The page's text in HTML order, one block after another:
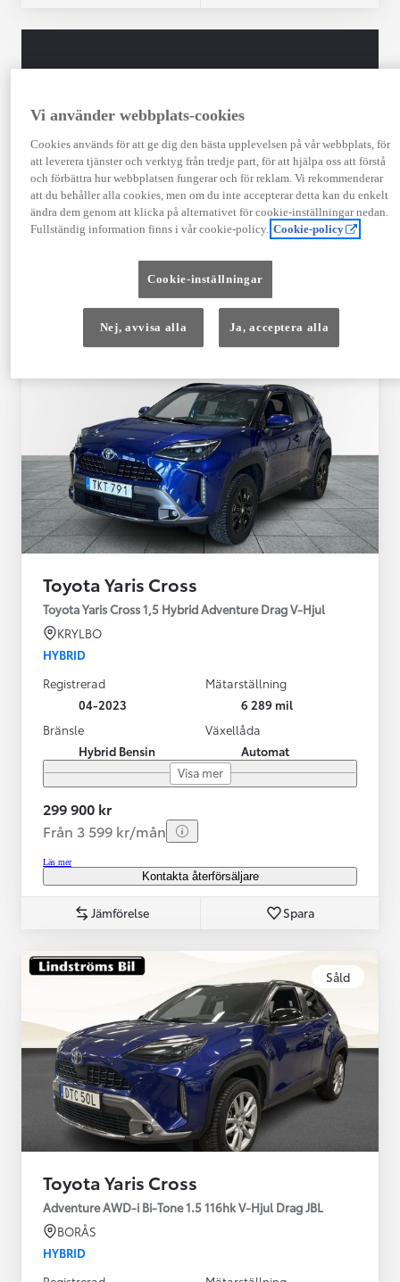
TOYOTA APPROVED
USED
Garanti upp till 10 år eller 20 000 mil – i
kombination med Toyota Relax
12 månaders vägassistans
Toyota Yaris Cross
Toyota Yaris Cross 1,5 Hybrid Adventure Drag V-Hjul
KRYLBO
HYBRID
Registrerad
04-2023
Mätarställning
6 289 mil
Bränsle
Hybrid Bensin
Växellåda
Automat
Visa mer
299 900 kr
Från 3 599 kr/mån
Läs mer
Kontakta återförsäljare
Jämförelse Spara
Såld
Toyota Yaris Cross
Adventure AWD-i Bi-Tone 1.5 116hk V-Hjul Drag JBL
BORÅS
HYBRID
Vi använder webbplats-cookies
Cookies används för att ge dig den bästa upplevelsen på vår webbplats, för
att leverera tjänster och verktyg från tredje part, för att hjälpa oss att förstå
och förbättra hur webbplatsen fungerar och för reklam. Vi rekommenderar
att du behåller alla cookies, men om du inte accepterar detta kan du enkelt
ändra dem genom att klicka på alternativet för cookie-inställningar nedan.
Fullständig information finns i vår cookie-policy. Cookie-policy
Cookie-inställningar
Nej, avvisa alla Ja, acceptera alla